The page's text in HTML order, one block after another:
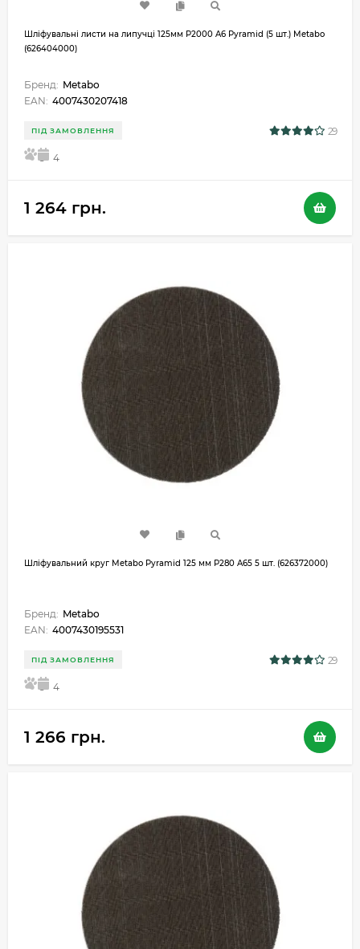
Шліфувальні листи на липучці 125мм P2000 A6 Pyramid (5 шт.) Metabo
(626404000)
Бренд: Metabo
EAN: 4007430207418
ПІД ЗАМОВЛЕННЯ 29
5 4
1 264 грн.
Шліфувальний круг Metabo Pyramid 125 мм P280 A65 5 шт. (626372000)
Бренд: Metabo
EAN: 4007430195531
ПІД ЗАМОВЛЕННЯ 29
5 4
1 266 грн.